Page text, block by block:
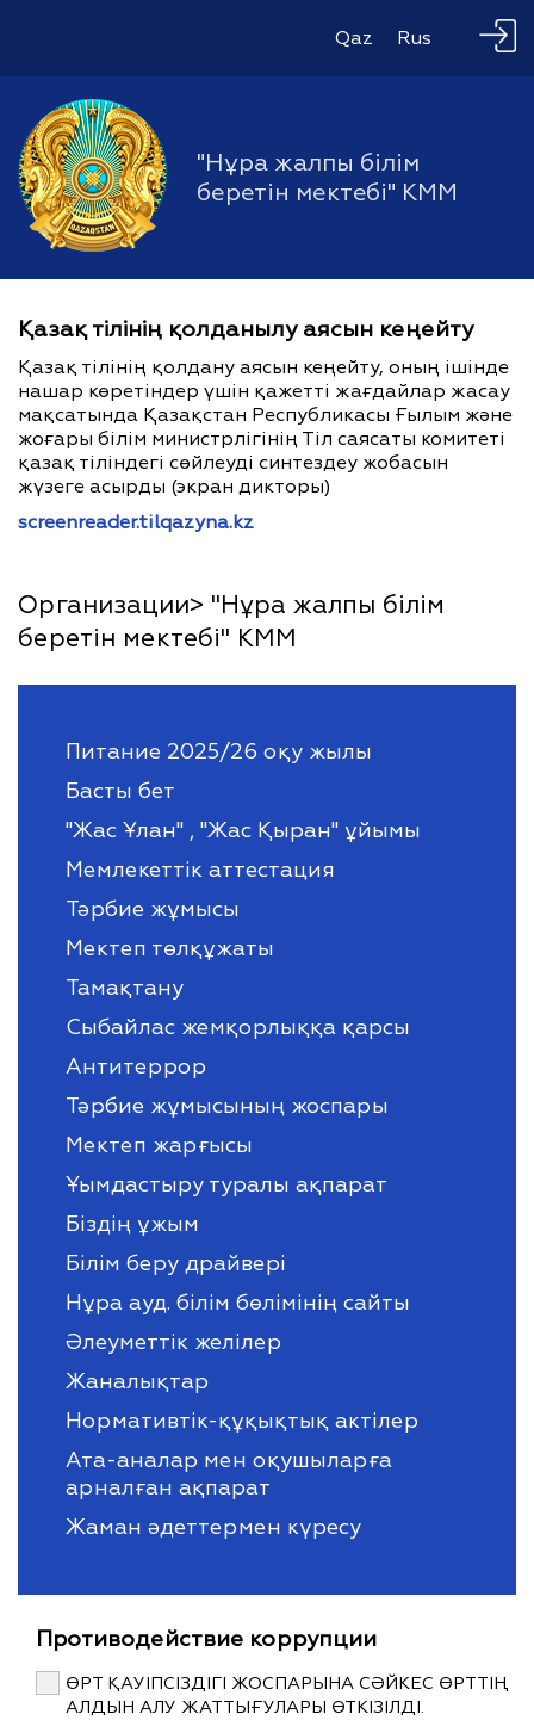
Qaz Rus
"Нұра жалпы білім
беретін мектебі" КММ
Қазақ тілінің қолданылу аясын кеңейту
Қазақ тілінің қолдану аясын кеңейту, оның ішінде
нашар көретіндер үшін қажетті жағдайлар жасау
мақсатында Қазақстан Республикасы Ғылым және
жоғары білім министрлігінің Тіл саясаты комитеті
қазақ тіліндегі сөйлеуді синтездеу жобасын
жүзеге асырды (экран дикторы)
screenreader.tilqazyna.kz
Организации> "Нұра жалпы білім
беретін мектебі" КММ
Питание 2025/26 оқу жылы
Басты бет
"Жас Ұлан" , "Жас Қыран" ұйымы
Мемлекеттік аттестация
Тәрбие жұмысы
Мектеп төлқұжаты
Тамақтану
Сыбайлас жемқорлыққа қарсы
Антитеррор
Тәрбие жұмысының жоспары
Мектеп жарғысы
Ұымдастыру туралы ақпарат
Біздің ұжым
Білім беру драйвері
Нұра ауд. білім бөлімінің сайты
Әлеуметтік желілер
Жаналықтар
Нормативтік-құқықтық актілер
Ата-аналар мен оқушыларға
арналған ақпарат
Жаман әдеттермен күресу
Противодействие коррупции
ӨРТ ҚАУІПСІЗДІГІ ЖОСПАРЫНА СӘЙКЕС ӨРТТІҢ
АЛДЫН АЛУ ЖАТТЫҒУЛАРЫ ӨТКІЗІЛДІ.